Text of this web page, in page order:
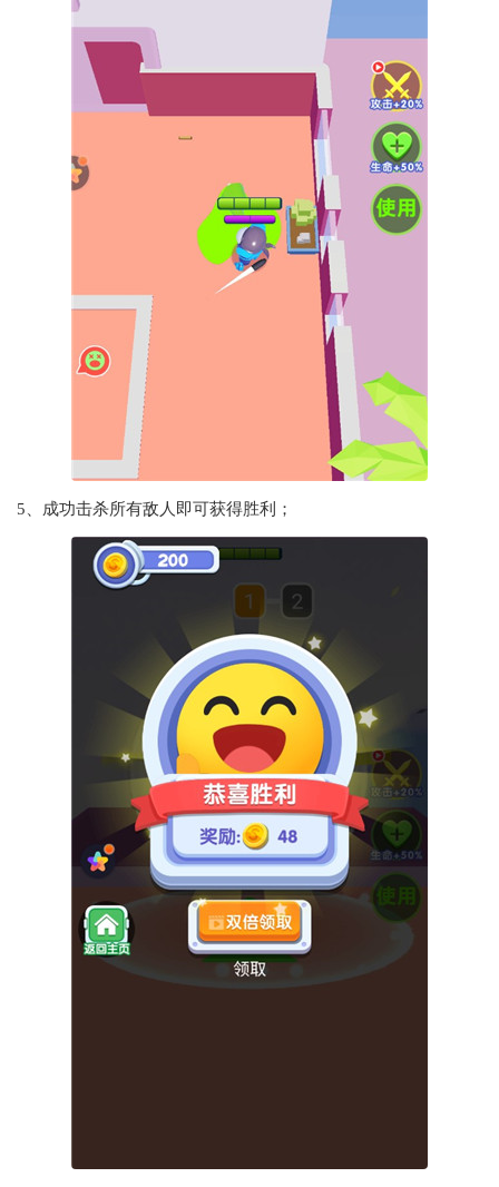
5、成功击杀所有敌人即可获得胜利；